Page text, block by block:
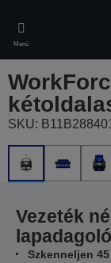
main
content
Menü
SKU: B11B288401
Vezeték
Szkenneljen